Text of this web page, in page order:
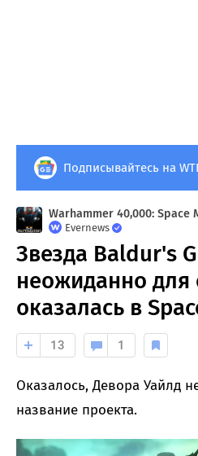
Подписывайтесь на
Warhammer 40,000: Space
Evernews
Звезда Baldur's
неожиданно для
оказалась в
13 1
Оказалось, Девора Уайлд
название проекта.